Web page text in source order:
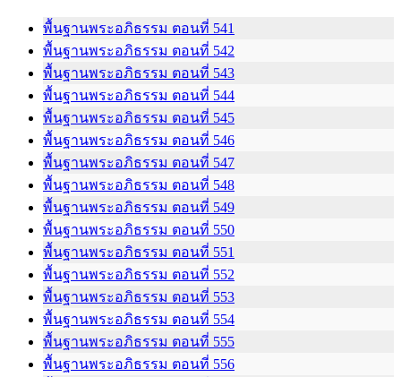
พื้นฐานพระอภิธรรม ตอนที่ 541
พื้นฐานพระอภิธรรม ตอนที่ 542
พื้นฐานพระอภิธรรม ตอนที่ 543
พื้นฐานพระอภิธรรม ตอนที่ 544
พื้นฐานพระอภิธรรม ตอนที่ 545
พื้นฐานพระอภิธรรม ตอนที่ 546
พื้นฐานพระอภิธรรม ตอนที่ 547
พื้นฐานพระอภิธรรม ตอนที่ 548
พื้นฐานพระอภิธรรม ตอนที่ 549
พื้นฐานพระอภิธรรม ตอนที่ 550
พื้นฐานพระอภิธรรม ตอนที่ 551
พื้นฐานพระอภิธรรม ตอนที่ 552
พื้นฐานพระอภิธรรม ตอนที่ 553
พื้นฐานพระอภิธรรม ตอนที่ 554
พื้นฐานพระอภิธรรม ตอนที่ 555
พื้นฐานพระอภิธรรม ตอนที่ 556